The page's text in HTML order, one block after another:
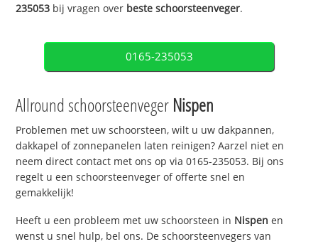
235053 bij vragen over beste schoorsteenveger.
0165-235053
Allround schoorsteenveger Nispen
Problemen met uw schoorsteen, wilt u uw dakpannen,
dakkapel of zonnepanelen laten reinigen? Aarzel niet en
neem direct contact met ons op via 0165-235053. Bij ons
regelt u een schoorsteenveger of offerte snel en
gemakkelijk!
Heeft u een probleem met uw schoorsteen in Nispen en
wenst u snel hulp, bel ons. De schoorsteenvegers van